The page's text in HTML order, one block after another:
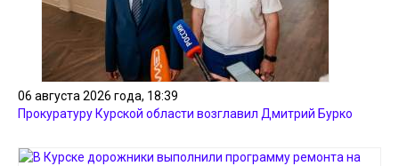
06 августа 2026 года, 18:39
Прокуратуру Курской области возглавил Дмитрий Бурко